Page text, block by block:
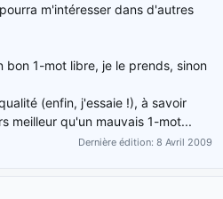
m'intéresser dans d'autres
bon 1-mot libre, je le prends, sinon
(enfin, j'essaie !), à savoir
meilleur qu'un mauvais 1-mot...
Dernière édition: 8 Avril 2009